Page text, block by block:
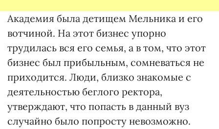
Академия была детищем Мельника и его
вотчиной. На этот бизнес упорно
трудилась вся его семья, а в том, что этот
бизнес был прибыльным, сомневаться не
приходится. Люди, близко знакомые с
деятельностью беглого ректора,
утверждают, что попасть в данный вуз
случайно было попросту невозможно.